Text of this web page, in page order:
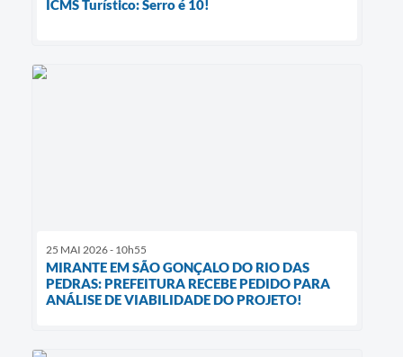
ICMS Turístico: Serro é 10!
25 MAI 2026 - 10h55
MIRANTE EM SÃO GONÇALO DO RIO DAS
PEDRAS: PREFEITURA RECEBE PEDIDO PARA
ANÁLISE DE VIABILIDADE DO PROJETO!